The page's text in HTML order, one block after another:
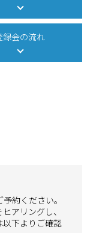
録会の流れ
約ください。
アリングし、
以下よりご確認